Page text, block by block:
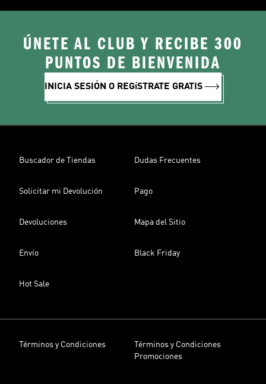
ÚNETE AL CLUB Y RECIBE 300
PUNTOS DE BIENVENIDA
INICIA SESIÓN O REGíSTRATE GRATIS
Buscador de Tiendas Dudas Frecuentes
Solicitar mi Devolución Pago
Devoluciones Mapa del Sitio
Envío Black Friday
Hot Sale
Términos y Condiciones
Términos y Condiciones
Promociones